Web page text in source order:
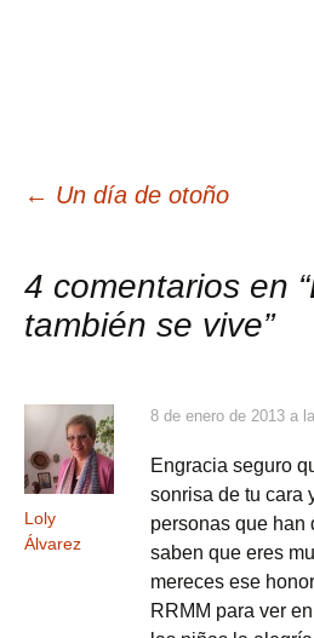
Navegación
de
entradas
← Un día de otoño
4 comentarios en “
también se vive”
Loly
Álvarez
8 de enero de 2013 a
Engracia seguro
sonrisa de tu cara
personas que han
saben que eres
mereces ese
RRMM para ver